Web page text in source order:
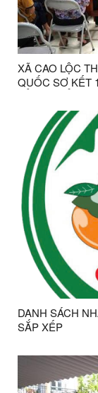
XÃ CAO LỘC
QUỐC SƠ KẾT
CHÍNH QUYỀN
DANH SÁCH
SẮP XẾP